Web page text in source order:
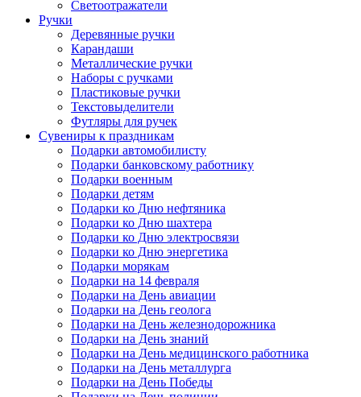
Светоотражатели
Ручки
Деревянные ручки
Карандаши
Металлические ручки
Наборы с ручками
Пластиковые ручки
Текстовыделители
Футляры для ручек
Сувениры к праздникам
Подарки автомобилисту
Подарки банковскому работнику
Подарки военным
Подарки детям
Подарки ко Дню нефтяника
Подарки ко Дню шахтера
Подарки ко Дню электросвязи
Подарки ко Дню энергетика
Подарки морякам
Подарки на 14 февраля
Подарки на День авиации
Подарки на День геолога
Подарки на День железнодорожника
Подарки на День знаний
Подарки на День медицинского работника
Подарки на День металлурга
Подарки на День Победы